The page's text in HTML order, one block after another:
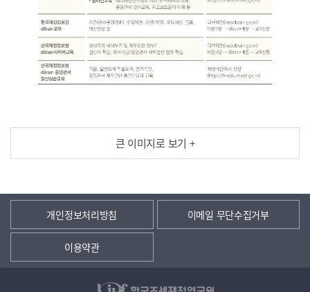
큰 이미지로 보기 +
개인정보처리방침 이메일 무단수집거부
이용약관